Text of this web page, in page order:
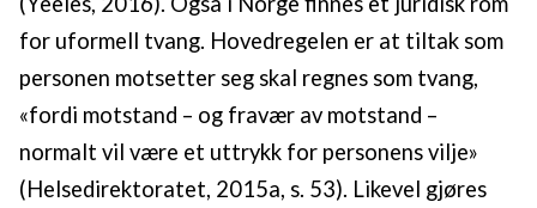
for uformell tvang. Hovedregelen er at tiltak som
personen motsetter seg skal regnes som tvang,
«fordi motstand – og fravær av motstand –
normalt vil være et uttrykk for personens vilje»
(Helsedirektoratet, 2015a, s. 53). Likevel gjøres